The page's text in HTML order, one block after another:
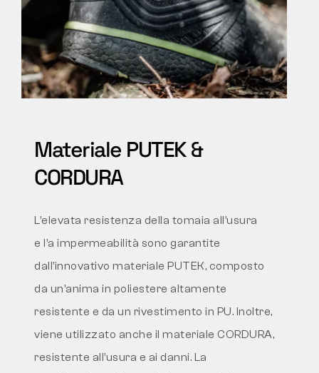
Materiale PUTEK &
CORDURA
L’elevata resistenza della tomaia all’usura
e l’a impermeabilità sono garantite
dall’innovativo materiale PUTEK, composto
da un’anima in poliestere altamente
resistente e da un rivestimento in PU. Inoltre,
viene utilizzato anche il materiale CORDURA,
resistente all’usura e ai danni. La